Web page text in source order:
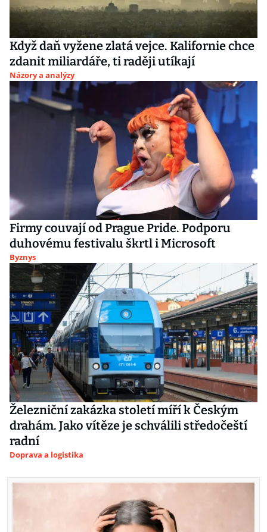
Když daň vyžene zlatá vejce. Kalifornie chce
zdanit miliardáře, ti raději utíkají
Názory a analýzy
Firmy couvají od Prague Pride. Podporu
duhovému festivalu škrtl i Microsoft
Byznys
Železniční zakázka století míří k Českým
drahám. Jako vítěze je schválili středočeští
radní
Doprava a logistika